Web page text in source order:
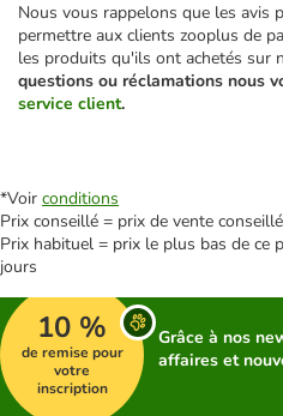
Nous vous rappelons que les avis
permettre aux clients zooplus de
les produits qu'ils ont achetés sur
questions ou réclamations nous
service client.
*Voir conditions
Prix conseillé = prix de vente
Prix habituel = prix le plus bas de ce
jours
10 %
de remise pour
votre
inscription
Grâce à nos
affaires et